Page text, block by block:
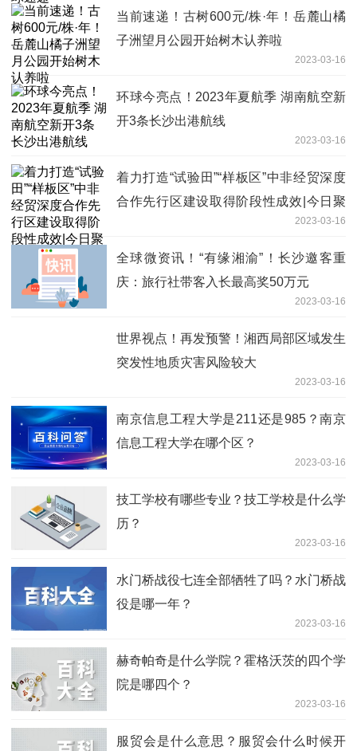
当前速递！古树600元/株·年！岳麓山橘
子洲望月公园开始树木认养啦
2023-03-16
环球今亮点！2023年夏航季 湖南航空新
开3条长沙出港航线
2023-03-16
着力打造“试验田”“样板区”中非经贸深度
合作先行区建设取得阶段性成效|今日聚
2023-03-16
全球微资讯！“有缘湘渝”！长沙邀客重
庆：旅行社带客入长最高奖50万元
2023-03-16
世界视点！再发预警！湘西局部区域发生
突发性地质灾害风险较大
2023-03-16
南京信息工程大学是211还是985？南京
信息工程大学在哪个区？
2023-03-16
技工学校有哪些专业？技工学校是什么学
历？
2023-03-16
水门桥战役七连全部牺牲了吗？水门桥战
役是哪一年？
2023-03-16
赫奇帕奇是什么学院？霍格沃茨的四个学
院是哪四个？
2023-03-16
服贸会是什么意思？服贸会什么时候开